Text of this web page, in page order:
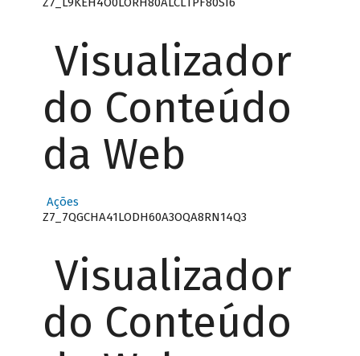
Visualizador
do Conteúdo
da Web
Ações
Z7_7QGCHA41LODH60A3OQA8RN14Q3
Visualizador
do Conteúdo